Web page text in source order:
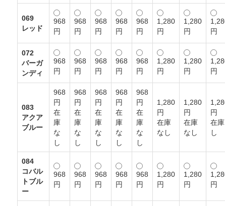
069
レッド
968
円
968
円
968
円
968
円
968
円
1,280
円
1,280
円
円
072
バーガ
ンディ
968
円
968
円
968
円
968
円
968
円
1,280
円
1,280
円
円
083
アクア
ブルー
968
円
在
庫
な
し
968
円
在
庫
な
し
968
円
在
庫
な
し
968
円
在
庫
な
し
968
円
在
庫
な
し
1,280
円
在庫
なし
1,280
円
在庫
なし
円
在
し
084
コバル
トブル
ー
968
円
968
円
968
円
968
円
968
円
1,280
円
1,280
円
円